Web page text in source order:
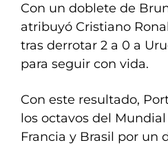
Con un doblete de
atribuyó Cristiano
tras derrotar 2 a 0 a
para seguir con vida.
Con este resultado,
los octavos del
Francia y Brasil por